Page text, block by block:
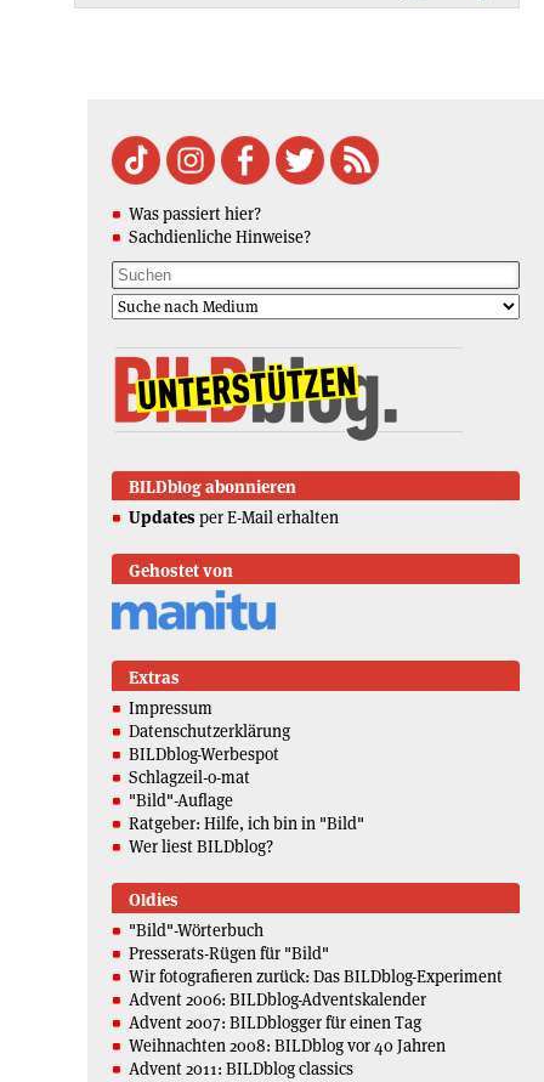
Was passiert hier?
Sachdienliche Hinweise?
BILDblog abonnieren
Updates per E-Mail erhalten
Gehostet von
Extras
Impressum
Datenschutzerklärung
BILDblog-Werbespot
Schlagzeil-o-mat
"Bild"-Auflage
Ratgeber: Hilfe, ich bin in "Bild"
Wer liest BILDblog?
Oldies
"Bild"-Wörterbuch
Presserats-Rügen für "Bild"
Wir fotografieren zurück: Das BILDblog-Experiment
Advent 2006: BILDblog-Adventskalender
Advent 2007: BILDblogger für einen Tag
Weihnachten 2008: BILDblog vor 40 Jahren
Advent 2011: BILDblog classics